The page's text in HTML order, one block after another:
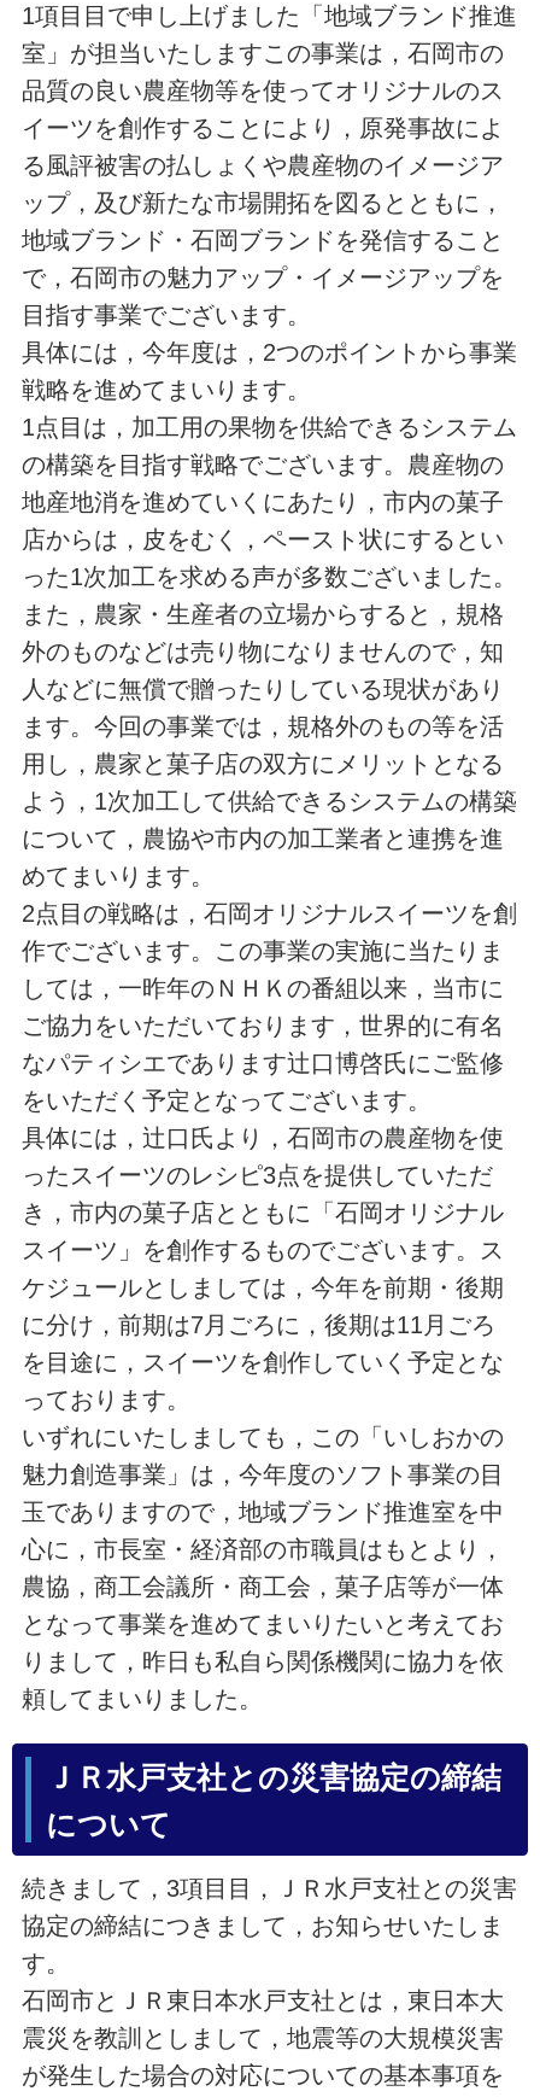
1項目目で申し上げました「地域ブランド推進
室」が担当いたしますこの事業は，石岡市の
品質の良い農産物等を使ってオリジナルのス
イーツを創作することにより，原発事故によ
る風評被害の払しょくや農産物のイメージア
ップ，及び新たな市場開拓を図るとともに，
地域ブランド・石岡ブランドを発信すること
で，石岡市の魅力アップ・イメージアップを
目指す事業でございます。
具体には，今年度は，2つのポイントから事業
戦略を進めてまいります。
1点目は，加工用の果物を供給できるシステム
の構築を目指す戦略でございます。農産物の
地産地消を進めていくにあたり，市内の菓子
店からは，皮をむく，ペースト状にするとい
った1次加工を求める声が多数ございました。
また，農家・生産者の立場からすると，規格
外のものなどは売り物になりませんので，知
人などに無償で贈ったりしている現状があり
ます。今回の事業では，規格外のもの等を活
用し，農家と菓子店の双方にメリットとなる
よう，1次加工して供給できるシステムの構築
について，農協や市内の加工業者と連携を進
めてまいります。
2点目の戦略は，石岡オリジナルスイーツを創
作でございます。この事業の実施に当たりま
しては，一昨年のＮＨＫの番組以来，当市に
ご協力をいただいております，世界的に有名
なパティシエであります辻口博啓氏にご監修
をいただく予定となってございます。
具体には，辻口氏より，石岡市の農産物を使
ったスイーツのレシピ3点を提供していただ
き，市内の菓子店とともに「石岡オリジナル
スイーツ」を創作するものでございます。ス
ケジュールとしましては，今年を前期・後期
に分け，前期は7月ごろに，後期は11月ごろ
を目途に，スイーツを創作していく予定とな
っております。
いずれにいたしましても，この「いしおかの
魅力創造事業」は，今年度のソフト事業の目
玉でありますので，地域ブランド推進室を中
心に，市長室・経済部の市職員はもとより，
農協，商工会議所・商工会，菓子店等が一体
となって事業を進めてまいりたいと考えてお
りまして，昨日も私自ら関係機関に協力を依
頼してまいりました。
ＪＲ水戸支社との災害協定の締結
について
続きまして，3項目目，ＪＲ水戸支社との災害
協定の締結につきまして，お知らせいたしま
す。
石岡市とＪＲ東日本水戸支社とは，東日本大
震災を教訓としまして，地震等の大規模災害
が発生した場合の対応についての基本事項を